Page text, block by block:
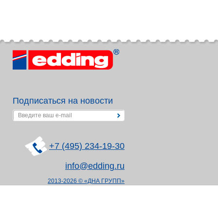
Подписаться на новости
+7 (495) 234-19-30
info@edding.ru
2013-2026 © «ДНА ГРУПП»